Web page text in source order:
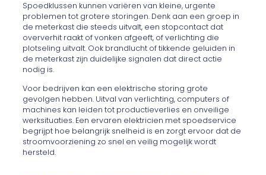
Spoedklussen kunnen variëren van kleine, urgente
problemen tot grotere storingen. Denk aan een groep in
de meterkast die steeds uitvalt, een stopcontact dat
oververhit raakt of vonken afgeeft, of verlichting die
plotseling uitvalt. Ook brandlucht of tikkende geluiden in
de meterkast zijn duidelijke signalen dat direct actie
nodig is.
Voor bedrijven kan een elektrische storing grote
gevolgen hebben. Uitval van verlichting, computers of
machines kan leiden tot productieverlies en onveilige
werksituaties. Een ervaren elektricien met spoedservice
begrijpt hoe belangrijk snelheid is en zorgt ervoor dat de
stroomvoorziening zo snel en veilig mogelijk wordt
hersteld.